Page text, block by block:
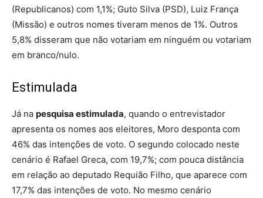
(Republicanos) com 1,1%; Guto Silva (PSD), Luiz França
(Missão) e outros nomes tiveram menos de 1%. Outros
5,8% disseram que não votariam em ninguém ou votariam
em branco/nulo.
Estimulada
Já na pesquisa estimulada, quando o entrevistador
apresenta os nomes aos eleitores, Moro desponta com
46% das intenções de voto. O segundo colocado neste
cenário é Rafael Greca, com 19,7%; com pouca distância
em relação ao deputado Requião Filho, que aparece com
17,7% das intenções de voto. No mesmo cenário